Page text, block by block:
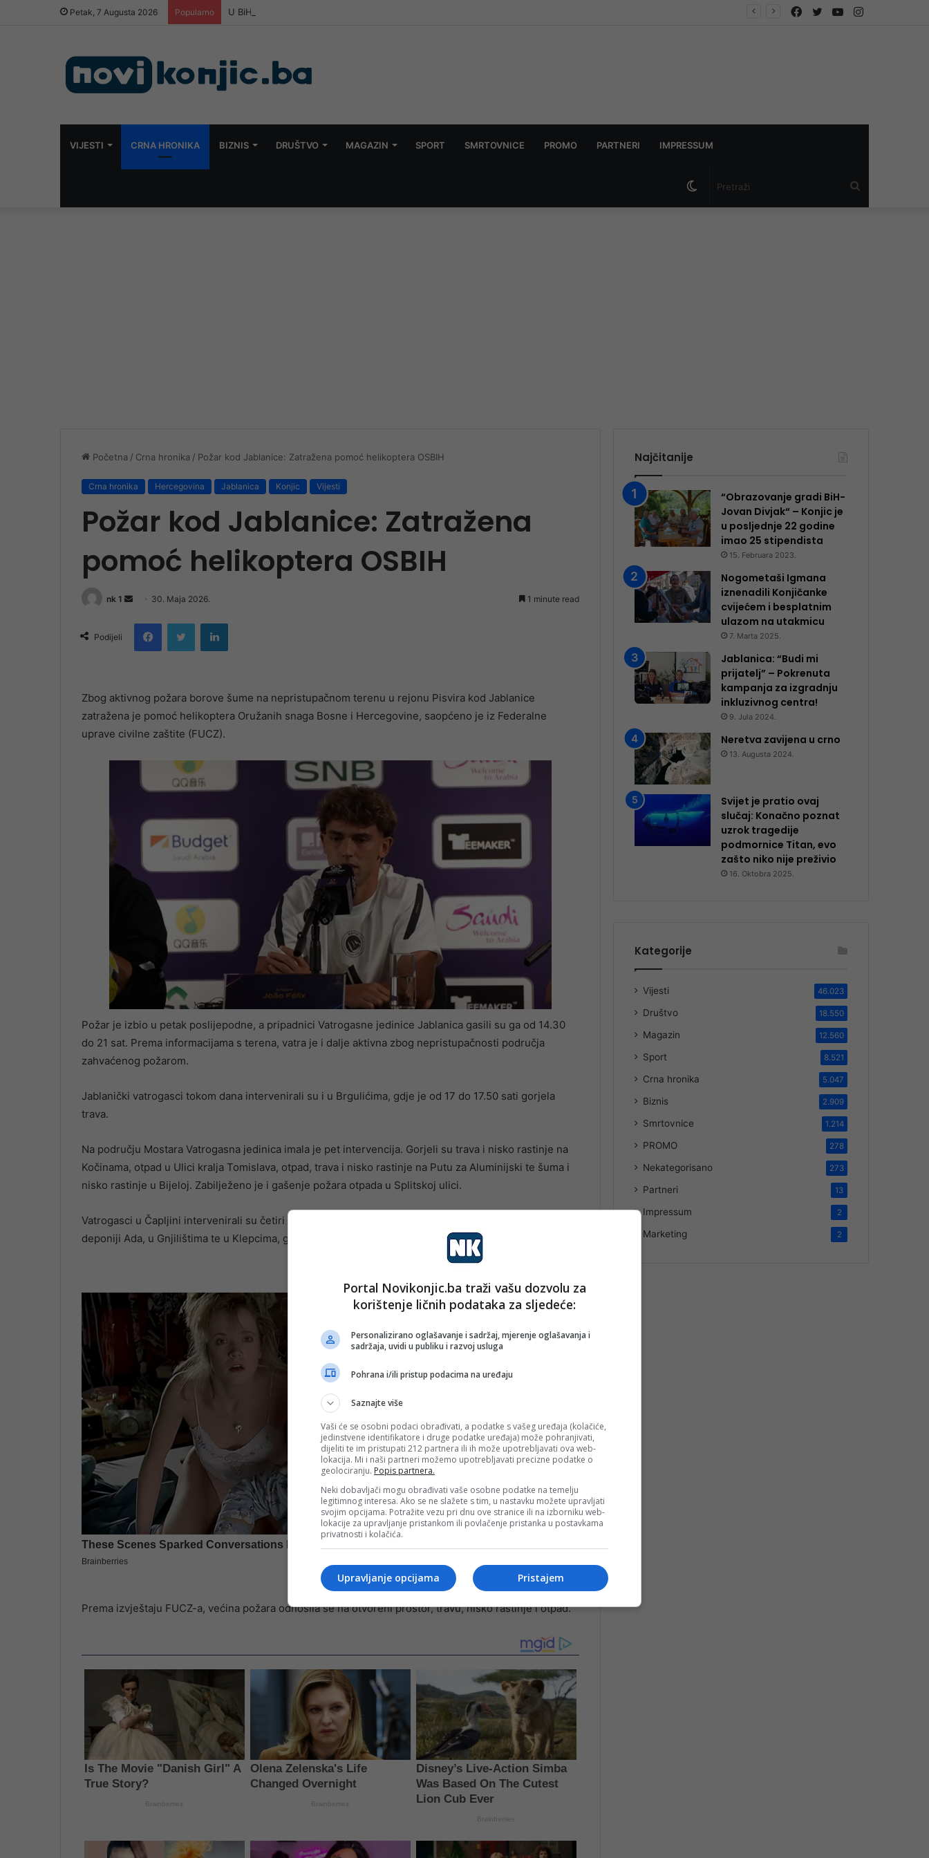
Petak, 7 Augusta 2026 Popularno U BiH ubijen muškarac, uhapšena njegova supruga, upucan u glavu Instagram
YouTube
Twitter
Facebook
VIJESTI CRNA HRONIKA BIZNIS DRUŠTVO MAGAZIN SPORT SMRTOVNICE PROMO PARTNERI IMPRESSUM
Switch
Početna / Crna hronika / Požar kod Jablanice: Zatražena pomoć helikoptera OSBIH
Crna hronika Hercegovina Jablanica Konjic Vijesti
Požar kod Jablanice: Zatražena
pomoć helikoptera OSBIH
nk 1
Send
email
30. Maja 2026. 1 minute read
Podijeli
FacebookTwitter LinkedIn
Zbog aktivnog požara borove šume na nepristupačnom terenu u rejonu Pisvira kod Jablanice
zatražena je pomoć helikoptera Oružanih snaga Bosne i Hercegovine, saopćeno je iz Federalne
uprave civilne zaštite (FUCZ).
Požar je izbio u petak poslijepodne, a pripadnici Vatrogasne jedinice Jablanica gasili su ga od 14.30
do 21 sat. Prema informacijama s terena, vatra je i dalje aktivna zbog nepristupačnosti područja
zahvaćenog požarom.
Jablanički vatrogasci tokom dana intervenirali su i u Brgulićima, gdje je od 17 do 17.50 sati gorjela
trava.
Na području Mostara Vatrogasna jedinica imala je pet intervencija. Gorjeli su trava i nisko rastinje na
Kočinama, otpad u Ulici kralja Tomislava, otpad, trava i nisko rastinje na Putu za Aluminijski te šuma i
nisko rastinje u Bijeloj. Zabilježeno je i gašenje požara otpada u Splitskoj ulici.
Vatrogasci u Čapljini intervenirali su četiri puta. Požari su zabilježeni u Gabela Polju, na gradskoj
deponiji Ada, u Gnjilištima te u Klepcima, gdje su gorjeli trava, smeće i biljni otpad.
Prema izvještaju FUCZ-a, većina požara odnosila se na otvoreni prostor, travu, nisko rastinje i otpad.
Najčitanije
“Obrazovanje gradi BiH-
Jovan Divjak“ – Konjic je
u posljednje 22 godine
imao 25 ​​stipendista
15. Februara 2023.
Nogometaši Igmana
iznenadili Konjičanke
cvijećem i besplatnim
ulazom na utakmicu
7. Marta 2025.
Jablanica: “Budi mi
prijatelj” – Pokrenuta
kampanja za izgradnju
inkluzivnog centra!
9. Jula 2024.
Neretva zavijena u crno
13. Augusta 2024.
Svijet je pratio ovaj
slučaj: Konačno poznat
uzrok tragedije
podmornice Titan, evo
zašto niko nije preživio
16. Oktobra 2025.
Kategorije
Vijesti 46.023
Društvo 18.550
Magazin 12.560
Sport 8.521
Crna hronika 5.047
Biznis 2.909
Smrtovnice 1.214
PROMO 278
Nekategorisano 273
Partneri 13
Impressum 2
Marketing 2
Portal Novikonjic.ba traži vašu dozvolu za
korištenje ličnih podataka za sljedeće:
Personalizirano oglašavanje i sadržaj, mjerenje oglašavanja i
sadržaja, uvidi u publiku i razvoj usluga
Pohrana i/ili pristup podacima na uređaju
Saznajte više
Vaši će se osobni podaci obrađivati, a podatke s vašeg uređaja (kolačiće,
jedinstvene identifikatore i druge podatke uređaja) može pohranjivati,
dijeliti te im pristupati 212 partnera ili ih može upotrebljavati ova web-
lokacija. Mi i naši partneri možemo upotrebljavati precizne podatke o
geolociranju. Popis partnera.
Neki dobavljači mogu obrađivati vaše osobne podatke na temelju
legitimnog interesa. Ako se ne slažete s tim, u nastavku možete upravljati
svojim opcijama. Potražite vezu pri dnu ove stranice ili na izborniku web-
lokacije za upravljanje pristankom ili povlačenje pristanka u postavkama
privatnosti i kolačića.
Pristajem
Upravljanje opcijama